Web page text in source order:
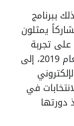
2019، حفل كذلك ببرنامج
لوفود عربية ودولية ضمت 24 مشاركاً يمثلون
على تجربة
الدولة في تنظيم العملية الانتخابية لعام 2019، إلى
في
دورتها